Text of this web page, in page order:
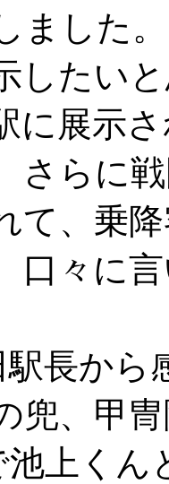
ました
したい
に展示
さらに
て、乗
口々に
長から
兜、甲
上くん